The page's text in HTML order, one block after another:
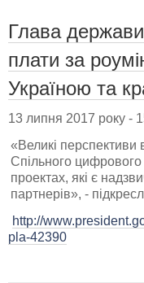
Глава
плати за
Україною та
13 липня 2017 року -
«Великі перспективи
Спільного
проектах, які є
партнерів», -
http://
pla-42390